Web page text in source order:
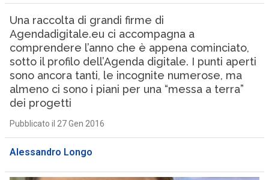
Una raccolta di grandi firme di
Agendadigitale.eu ci accompagna a
comprendere l’anno che è appena cominciato,
sotto il profilo dell’Agenda digitale. I punti aperti
sono ancora tanti, le incognite numerose, ma
almeno ci sono i piani per una “messa a terra”
dei progetti
Pubblicato il 27 Gen 2016
Alessandro Longo